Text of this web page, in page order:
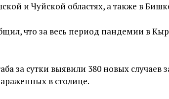
и Чуйской областях, а также в
что за весь период пандемии в
за сутки выявили 380 новых случаев
в столице.